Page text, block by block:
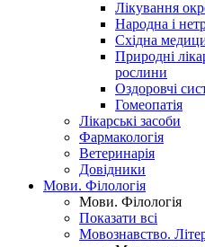
Лікування
Народна і
Східна
Природні
рослини
Оздоровчі
Гомеопатія
Лікарські засоби
Фармакологія
Ветеринарія
Довідники
Мови. Філологія
Мови. Філологія
Показати всі
Мовознавство.